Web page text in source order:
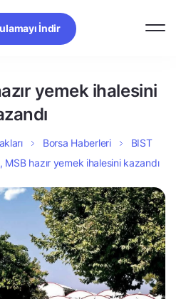
İndir
yemek ihalesini
Borsa Haberleri
BIST
MSB hazır yemek ihalesini kazandı